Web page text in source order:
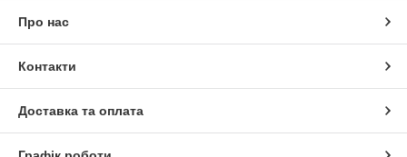
Про нас
Контакти
Доставка та оплата